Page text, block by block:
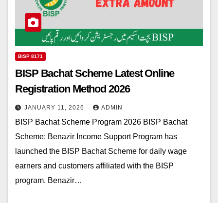
BISP 8171
BISP Bachat Scheme Latest Online
Registration Method 2026
JANUARY 11, 2026 ADMIN
BISP Bachat Scheme Program 2026 BISP Bachat
Scheme: Benazir Income Support Program has
launched the BISP Bachat Scheme for daily wage
earners and customers affiliated with the BISP
program. Benazir…